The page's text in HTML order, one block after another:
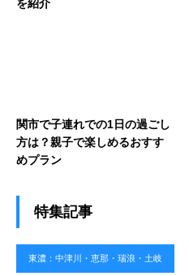
を紹介
関市で子連れでの1日の過ごし
方は？親子で楽しめるおすす
めプラン
特集記事
東濃：中津川・恵那・瑞浪・土岐